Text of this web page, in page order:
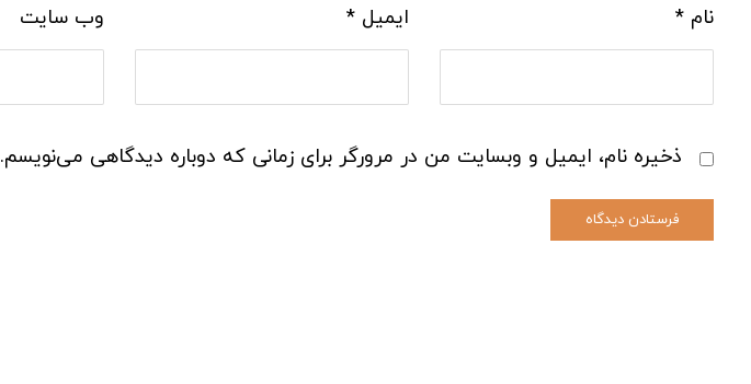
نام * ایمیل * وب‌ سایت
ذخیره نام، ایمیل و وبسایت من در مرورگر برای زمانی که دوباره دیدگاهی می‌نویسم.
فرستادن دیدگاه